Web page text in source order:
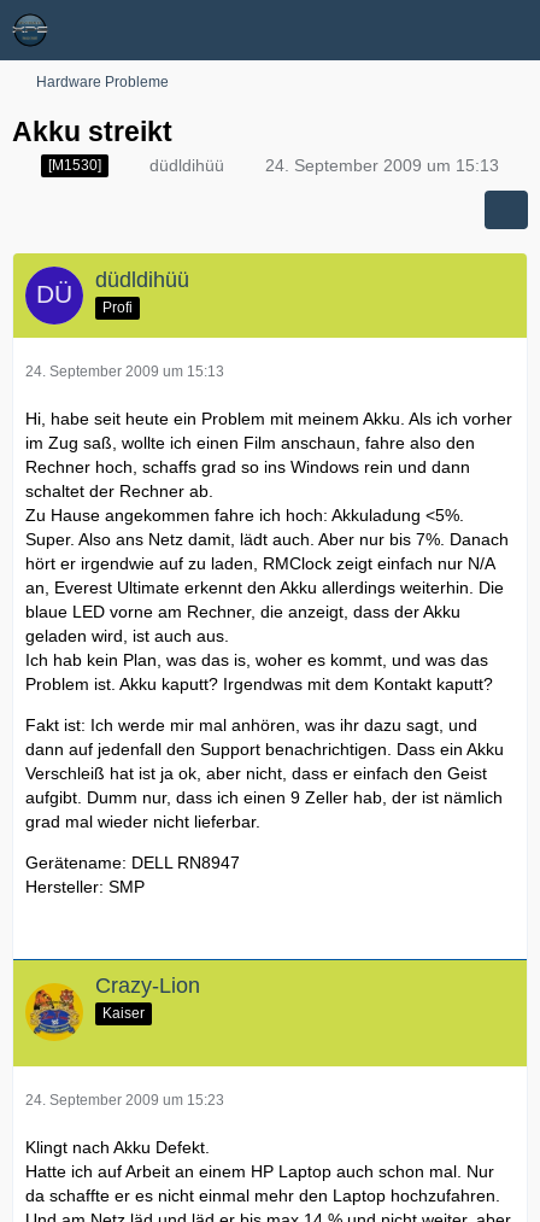
Hardware Probleme
Akku streikt
[M1530] düdldihüü 24. September 2009 um 15:13
düdldihüü
Profi
24. September 2009 um 15:13
Hi, habe seit heute ein Problem mit meinem Akku. Als ich vorher
im Zug saß, wollte ich einen Film anschaun, fahre also den
Rechner hoch, schaffs grad so ins Windows rein und dann
schaltet der Rechner ab.
Zu Hause angekommen fahre ich hoch: Akkuladung <5%.
Super. Also ans Netz damit, lädt auch. Aber nur bis 7%. Danach
hört er irgendwie auf zu laden, RMClock zeigt einfach nur N/A
an, Everest Ultimate erkennt den Akku allerdings weiterhin. Die
blaue LED vorne am Rechner, die anzeigt, dass der Akku
geladen wird, ist auch aus.
Ich hab kein Plan, was das is, woher es kommt, und was das
Problem ist. Akku kaputt? Irgendwas mit dem Kontakt kaputt?
Fakt ist: Ich werde mir mal anhören, was ihr dazu sagt, und
dann auf jedenfall den Support benachrichtigen. Dass ein Akku
Verschleiß hat ist ja ok, aber nicht, dass er einfach den Geist
aufgibt. Dumm nur, dass ich einen 9 Zeller hab, der ist nämlich
grad mal wieder nicht lieferbar.
Gerätename: DELL RN8947
Hersteller: SMP
Crazy-Lion
Kaiser
24. September 2009 um 15:23
Klingt nach Akku Defekt.
Hatte ich auf Arbeit an einem HP Laptop auch schon mal. Nur
da schaffte er es nicht einmal mehr den Laptop hochzufahren.